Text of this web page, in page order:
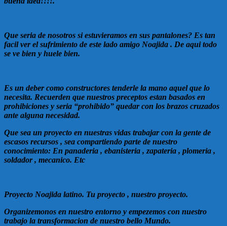
Que seria de nosotros si estuvieramos en sus pantalones? Es tan
facil ver el sufrimiento de este lado amigo Noajida . De aqui todo
se ve bien y huele bien.
Es un deber como constructores tenderle la mano aquel que lo
necesita. Recuerden que nuestros preceptos estan basados en
prohibiciones y seria “prohibido” quedar con los brazos cruzados
ante alguna necesidad.
Que sea un proyecto en nuestras vidas trabajar con la gente de
escasos recursos , sea compartiendo parte de nuestro
conocimiento: En panaderia , ebanisteria , zapateria , plomeria ,
soldador , mecanico. Etc
Proyecto Noajida latino. Tu proyecto , nuestro proyecto.
Organizemonos en nuestro entorno y empezemos con nuestro
trabajo la transformacion de nuestro bello Mundo.